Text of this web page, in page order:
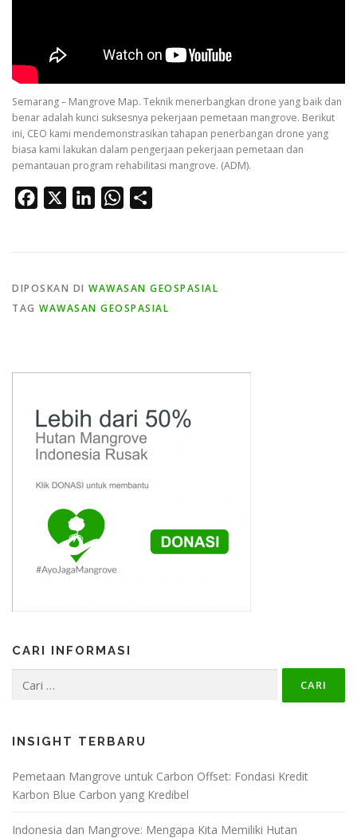
Semarang – Mangrove Map. Teknik menerbangkan drone yang baik dan
benar adalah kunci suksesnya pekerjaan pemetaan mangrove. Berikut
ini, CEO kami mendemonstrasikan tahapan penerbangan drone yang
biasa kami lakukan dalam pengerjaan pekerjaan pemetaan dan
pemantauan program rehabilitasi mangrove. (ADM).
Facebook LinkedInWhatsApp
DIPOSKAN DI WAWASAN GEOSPASIAL
TAG WAWASAN GEOSPASIAL
CARI INFORMASI
untuk:
INSIGHT TERBARU
Pemetaan Mangrove untuk Carbon Offset: Fondasi Kredit
Karbon Blue Carbon yang Kredibel
Indonesia dan Mangrove: Mengapa Kita Memiliki Hutan